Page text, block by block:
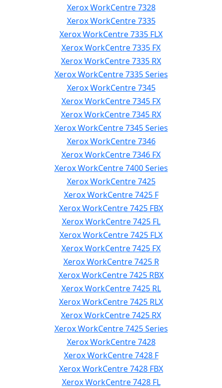
Xerox WorkCentre 7328
Xerox WorkCentre 7335
Xerox WorkCentre 7335 FLX
Xerox WorkCentre 7335 FX
Xerox WorkCentre 7335 RX
Xerox WorkCentre 7335 Series
Xerox WorkCentre 7345
Xerox WorkCentre 7345 FX
Xerox WorkCentre 7345 RX
Xerox WorkCentre 7345 Series
Xerox WorkCentre 7346
Xerox WorkCentre 7346 FX
Xerox WorkCentre 7400 Series
Xerox WorkCentre 7425
Xerox WorkCentre 7425 F
Xerox WorkCentre 7425 FBX
Xerox WorkCentre 7425 FL
Xerox WorkCentre 7425 FLX
Xerox WorkCentre 7425 FX
Xerox WorkCentre 7425 R
Xerox WorkCentre 7425 RBX
Xerox WorkCentre 7425 RL
Xerox WorkCentre 7425 RLX
Xerox WorkCentre 7425 RX
Xerox WorkCentre 7425 Series
Xerox WorkCentre 7428
Xerox WorkCentre 7428 F
Xerox WorkCentre 7428 FBX
Xerox WorkCentre 7428 FL